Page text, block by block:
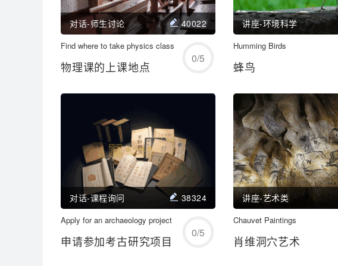
对话-师生讨论 40022
开始练习
Find where to take physics class
物理课的上课地点
0/5
讲座-环境科学
学习/回顾
Humming Birds
蜂鸟
对话-课程询问 38324
开始练习
Apply for an archaeology project
申请参加考古研究项目
0/5
讲座-艺术类
开始练习
Chauvet Paintings
肖维洞穴艺术